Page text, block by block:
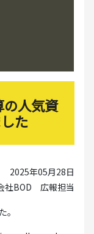
の人気資
た
2025年05月28日
社BOD 広報担当
。